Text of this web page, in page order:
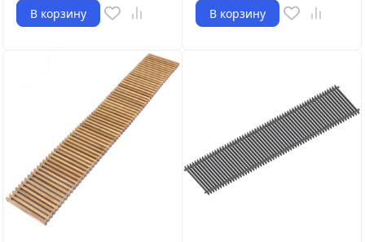
В корзину В корзину